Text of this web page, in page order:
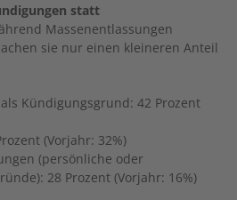
statt
Massenentlassungen
sie nur einen kleineren Anteil
Kündigungsgrund: 42 Prozent
(Vorjahr: 32%)
(persönliche oder
28 Prozent (Vorjahr: 16%)